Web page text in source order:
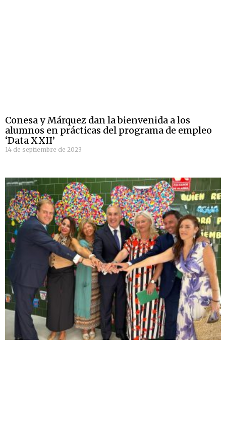
Conesa y Márquez dan la bienvenida a los
alumnos en prácticas del programa de empleo
‘Data XXII’
14 de septiembre de 2023